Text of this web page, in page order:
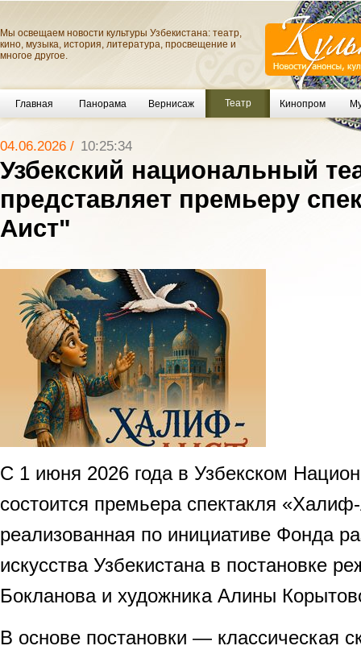
Мы освещаем новости культуры Узбекистана: театр,
кино, музыка, история, литература, просвещение и
многое другое.
Главная Панорама Вернисаж Театр Кинопром
04.06.2026 / 10:25:34
Узбекский национальный
представляет премьеру
Аист"
С 1 июня 2026 года в Узбекском
состоится премьера спектакля
реализованная по инициативе Фонда
искусства Узбекистана в постановке
Бокланова и художника Алины
В основе постановки — классическая